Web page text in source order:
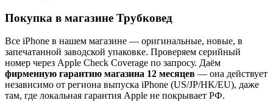
Покупка в магазине Трубковед
Все iPhone в нашем магазине — оригинальные, новые, в
запечатанной заводской упаковке. Проверяем серийный
номер через Apple Check Coverage по запросу. Даём
фирменную гарантию магазина 12 месяцев — она действует
независимо от региона выпуска iPhone (US/JP/HK/EU), даже
там, где локальная гарантия Apple не покрывает РФ.